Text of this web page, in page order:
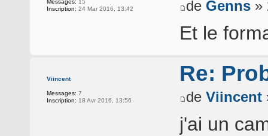
Messages: 15
Inscription: 24 Mar 2016, 13:42 de Genns »
Et le
Viincent
Messages: 7
Inscription: 18 Avr 2016, 13:56
Re:
de Viincent
j'ai un